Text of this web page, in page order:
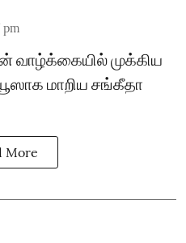
pm
வாழ்க்கையில் முக்கிய
மாறிய சங்கீதா
More